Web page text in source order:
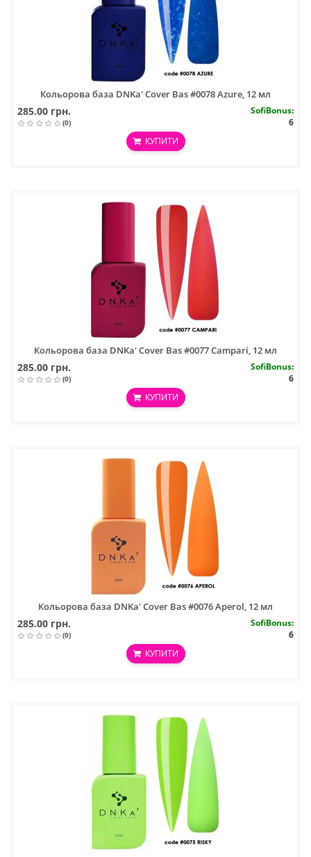
Кольорова база DNKa' Cover Bas #0078 Azure, 12 мл
285.00 грн.
(0)
SofiBonus:
6
КУПИТИ
Кольорова база DNKa' Cover Bas #0077 Campari, 12 мл
285.00 грн.
(0)
SofiBonus:
6
КУПИТИ
Кольорова база DNKa' Cover Bas #0076 Aperol, 12 мл
285.00 грн.
(0)
SofiBonus:
6
КУПИТИ